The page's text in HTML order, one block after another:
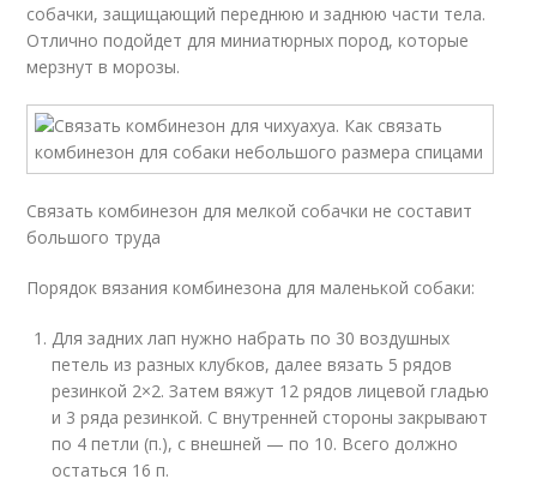
собачки, защищающий переднюю и заднюю части тела.
Отлично подойдет для миниатюрных пород, которые
мерзнут в морозы.
Связать комбинезон для мелкой собачки не составит
большого труда
Порядок вязания комбинезона для маленькой собаки:
Для задних лап нужно набрать по 30 воздушных
петель из разных клубков, далее вязать 5 рядов
резинкой 2×2. Затем вяжут 12 рядов лицевой гладью
и 3 ряда резинкой. С внутренней стороны закрывают
по 4 петли (п.), с внешней — по 10. Всего должно
остаться 16 п.